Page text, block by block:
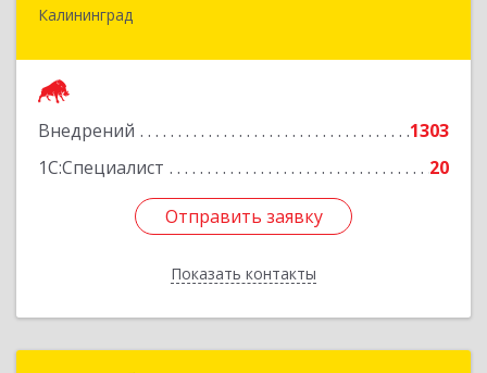
Калининград
Внедрений
1303
1С:Специалист
20
Отправить заявку
Показать контакты
236038, Калининградская обл, Калининград г,
Отправить заявку
Назад